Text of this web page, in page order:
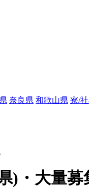
奈良県 和歌山県 寮/
)・大量